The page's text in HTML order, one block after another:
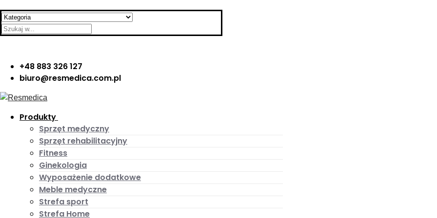
Skip
to
content
Menu
Close
Search
for:
+48 883 326 127
biuro@resmedica.com.pl
Produkty
Sprzęt medyczny
Sprzęt rehabilitacyjny
Fitness
Ginekologia
Wyposażenie dodatkowe
Meble medyczne
Strefa sport
Strefa Home